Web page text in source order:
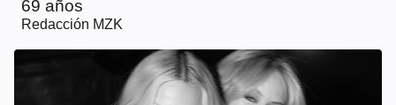
69 años
Redacción MZK